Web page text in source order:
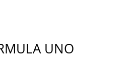
UNO